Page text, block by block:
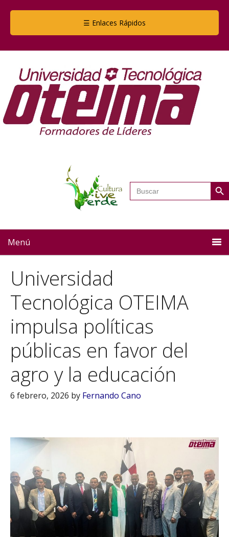
☰ Enlaces Rápidos
Buscar: Botón
Menú
Universidad
Tecnológica OTEIMA
impulsa políticas
públicas en favor del
agro y la educación
6 febrero, 2026 by Fernando Cano